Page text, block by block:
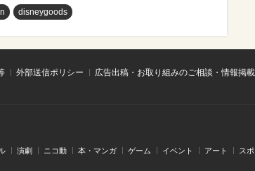
disneygoods
外部送信ポリシー
広告出稿・お取り組みのご相談・情報掲
演劇 ニコ動 本・マンガ ゲーム イベント アート ス